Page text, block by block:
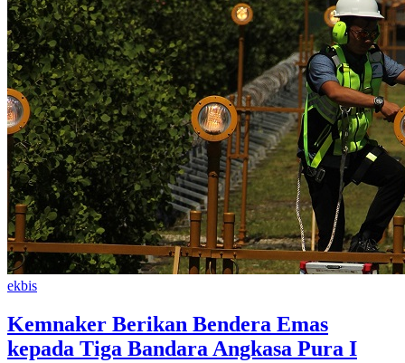
ekbis
Kemnaker Berikan Bendera Emas
kepada Tiga Bandara Angkasa Pura I